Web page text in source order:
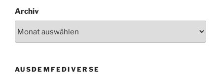
Archiv
AUSDEMFEDIVERSE